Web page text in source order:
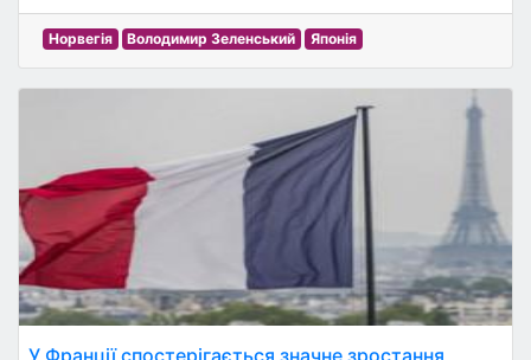
Норвегія Володимир Зеленський Японія
У Франції спостерігається значне зростання